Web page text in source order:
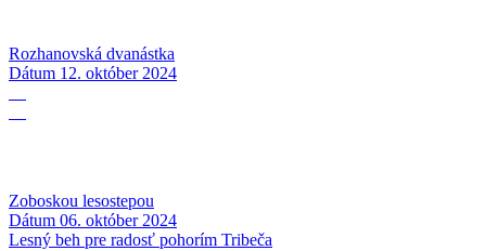
Rozhanovská dvanástka
Dátum 12. október 2024
Zoboskou lesostepou
Dátum 06. október 2024
Lesný beh pre radosť pohorím Tribeča